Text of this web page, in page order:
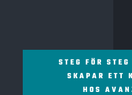
STEG FÖR
SKAPAR ETT
HOS